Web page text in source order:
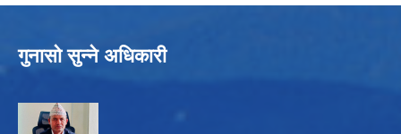
गुनासो सुन्ने अधिकारी